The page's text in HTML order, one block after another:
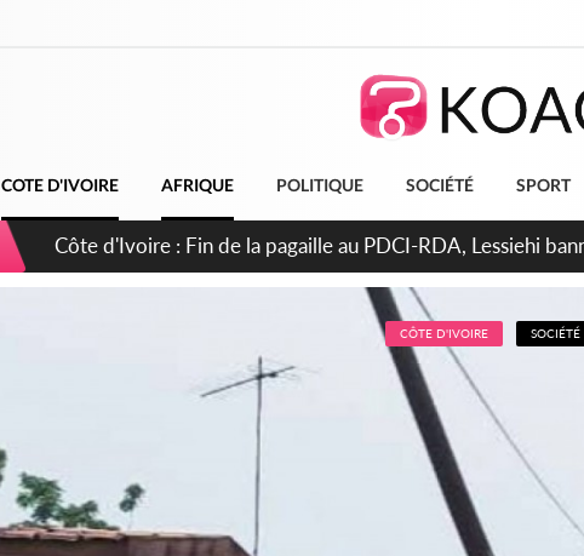
COTE D'IVOIRE AFRIQUE POLITIQUE SOCIÉTÉ SPORT
Côte d'Ivoire : Ouattara promet des sanctions contre les
CÔTE D'IVOIRE SOCIÉTÉ